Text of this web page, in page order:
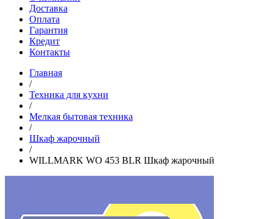
Доставка
Оплата
Гарантия
Кредит
Контакты
Главная
/
Техника для кухни
/
Мелкая бытовая техника
/
Шкаф жарочный
/
WILLMARK WO 453 BLR Шкаф жарочный